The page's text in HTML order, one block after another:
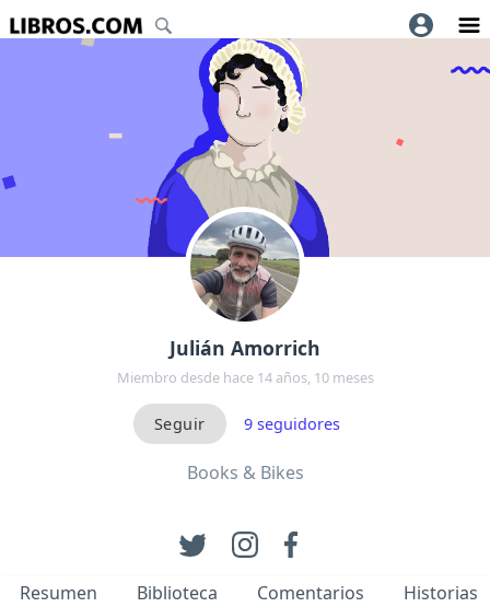
Julián Amorrich
Miembro desde hace 14 años, 10 meses
9seguidores
Books & Bikes
Resumen Biblioteca Comentarios Historias